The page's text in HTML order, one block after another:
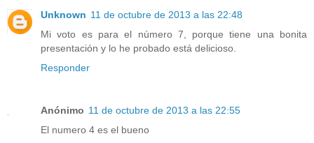
Unknown 11 de octubre de 2013 a las 22:48
Mi voto es para el número 7, porque tiene una bonita
presentación y lo he probado está delicioso.
Responder
Anónimo 11 de octubre de 2013 a las 22:55
El numero 4 es el bueno